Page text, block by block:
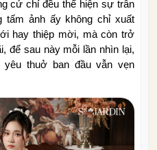
cử chỉ đều thể hiện sự trân
tấm ảnh ấy không chỉ xuất
hay thiệp mời, mà còn trở
để sau này mỗi lần nhìn lại,
thuở ban đầu vẫn vẹn